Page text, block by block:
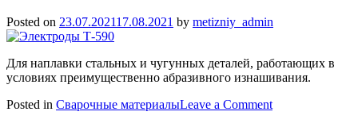
Posted on 23.07.202117.08.2021 by metizniy_admin
Для наплавки стальных и чугунных деталей, работающих в
условиях преимущественно абразивного изнашивания.
Posted in Сварочные материалыLeave a Commenton